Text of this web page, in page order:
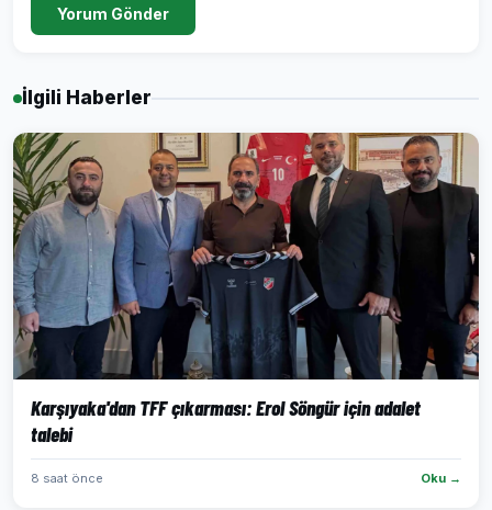
Yorum Gönder
İlgili Haberler
Karşıyaka'dan TFF çıkarması: Erol Söngür için adalet
talebi
8 saat önce Oku →